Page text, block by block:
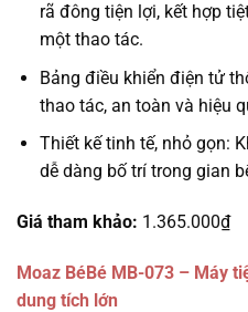
rã đông tiện lợi, kết hợp
một thao tác.
Bảng điều khiển điện tử
thao tác, an toàn và hiệu
Thiết kế tinh tế, nhỏ gọn:
dễ dàng bố trí trong gian
Giá tham khảo: 1.365.000₫
Moaz BéBé MB-073 – Máy
dung tích lớn